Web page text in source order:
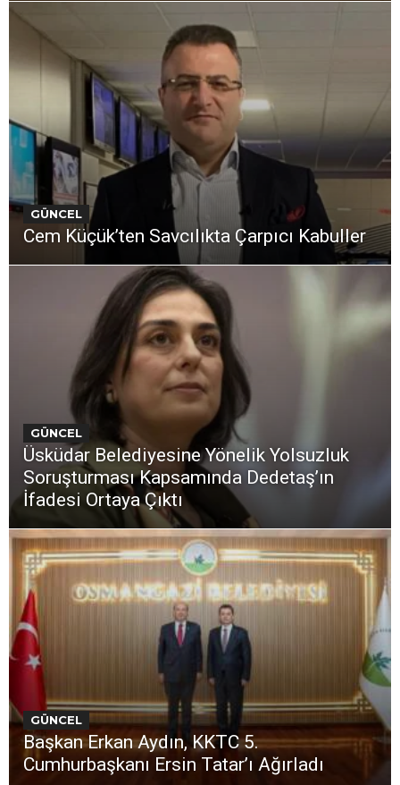
GÜNCEL
Cem Küçük’ten Savcılıkta Çarpıcı Kabuller
GÜNCEL
Üsküdar Belediyesine Yönelik Yolsuzluk
Soruşturması Kapsamında Dedetaş’ın
İfadesi Ortaya Çıktı
GÜNCEL
Başkan Erkan Aydın, KKTC 5.
Cumhurbaşkanı Ersin Tatar’ı Ağırladı